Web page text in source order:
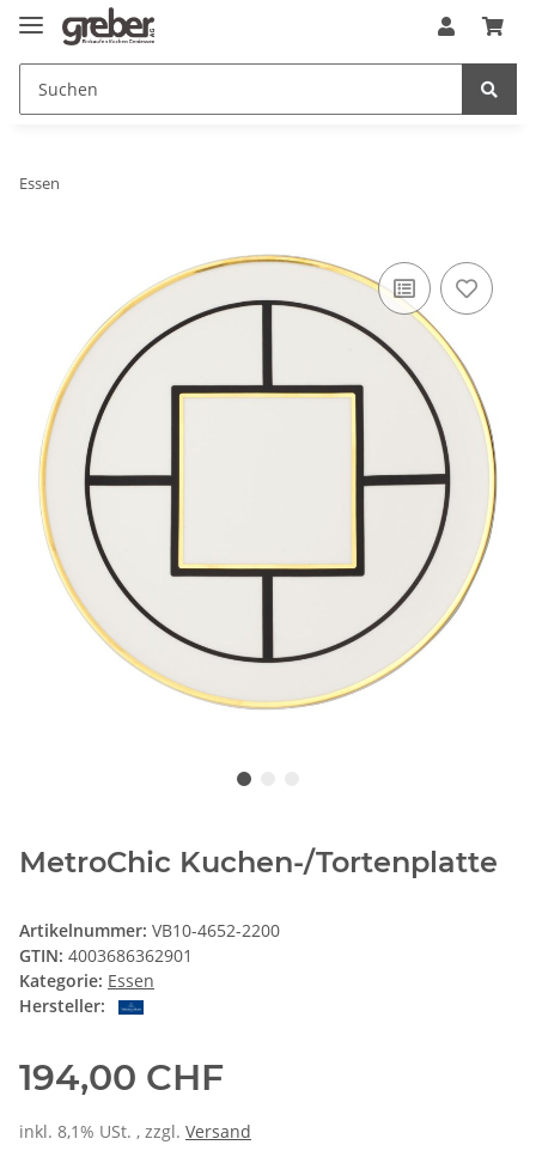
Essen
MetroChic Kuchen-/Tortenplatte
Artikelnummer: VB10-4652-2200
GTIN: 4003686362901
Kategorie: Essen
Hersteller:
194,00 CHF
inkl. 8,1% USt. , zzgl. Versand